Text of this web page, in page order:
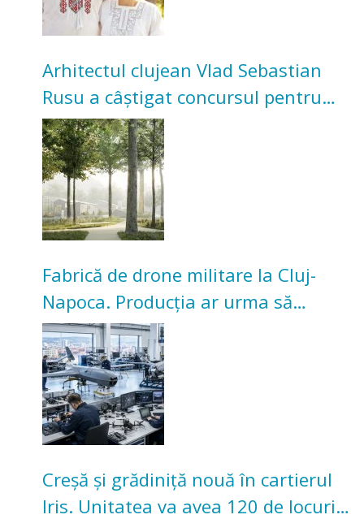
Arhitectul clujean Vlad Sebastian
Rusu a câștigat concursul pentru
transformarea Grădinii Casei
Universitarilor
Fabrică de drone militare la Cluj-
Napoca. Producția ar urma să
înceapă în toamna acestui an
Creșă și grădiniță nouă în cartierul
Iris. Unitatea va avea 120 de locuri